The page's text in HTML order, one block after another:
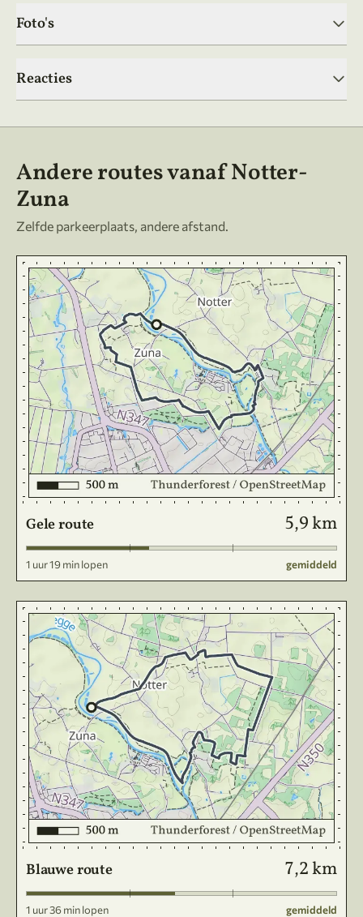
Foto's
Reacties
Andere routes vanaf Notter-
Zuna
Zelfde parkeerplaats, andere afstand.
Gele route 5,9 km
1 uur 19 min lopen gemiddeld
Blauwe route 7,2 km
1 uur 36 min lopen gemiddeld